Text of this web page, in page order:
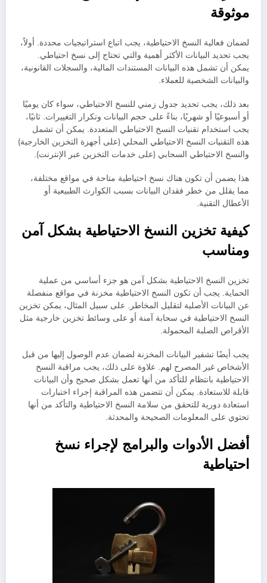
موثوقة
لضمان فعالية النسخ الاحتياطية، يجب اتباع استراتيجيات محددة. أولاً،
يجب تحديد البيانات الأكثر أهمية والتي تحتاج إلى نسخ احتياطي.
يمكن أن تشمل هذه البيانات المستندات المالية، والسجلات القانونية،
والبيانات الشخصية للعملاء.
بعد ذلك، يجب تحديد جدول زمني للنسخ الاحتياطي، سواء كان يوميًا
أو أسبوعيًا أو شهريًا، بناءً على حجم البيانات وتكرار التغييرات. ثانيًا،
يجب استخدام تقنيات النسخ الاحتياطي المتعددة. يمكن أن تشمل
هذه التقنيات النسخ الاحتياطي المحلي (على أجهزة التخزين الخارجية)
والنسخ الاحتياطي السحابي (على خدمات التخزين عبر الإنترنت).
هذا يضمن أن تكون هناك نسخ احتياطية متاحة في مواقع مختلفة،
مما يقلل من خطر فقدان البيانات بسبب الكوارث الطبيعية أو
الأعطال التقنية.
كيفية تخزين النسخ الاحتياطية بشكل آمن
ومناسب
تخزين النسخ الاحتياطية بشكل آمن هو جزء أساسي من عملية
الحماية. يجب أن تكون النسخ الاحتياطية مخزنة في مواقع منفصلة
عن البيانات الأصلية لتقليل المخاطر. على سبيل المثال، يمكن تخزين
النسخ الاحتياطية في سحابة آمنة أو على وسائط تخزين خارجية مثل
الأقراص الصلبة المحمولة.
يجب أيضًا تشفير البيانات المخزنة لضمان عدم الوصول إليها من قبل
الأشخاص غير المصرح لهم. علاوة على ذلك، يجب مراقبة النسخ
الاحتياطية بانتظام للتأكد من أنها تعمل بشكل صحيح وأن البيانات
قابلة للاستعادة. يمكن أن تتضمن هذه المراقبة إجراء اختبارات
استعادة دورية للتحقق من سلامة النسخ الاحتياطية والتأكد من أنها
تحتوي على المعلومات الصحيحة والمحدثة.
أفضل الأدوات والبرامج لإجراء نسخ
احتياطية